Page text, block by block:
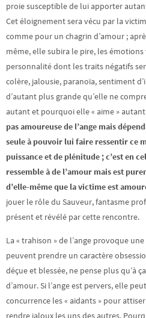
proie susceptible de lui apporter
Cet éloignement sera vécu par la
comme pour un chagrin d’amour ;
même, elle subira le pire, les
personnalité dont les traits négatifs
colère, jalousie, paranoïa, sentiment
d’autant plus grande qu’elle ne
autant et pourquoi elle « aime » autant
pas amoureuse de l’ange mais
seule à pouvoir lui faire ressentir ce
puissance et de plénitude ; c’est en
ressemble à de l’amour mais est
d’elle-même que la victime est
jouer le rôle du Sauveur, fantasme
présent et révélé par cette rencontre.
La « trahison » de l’ange provoque
peuvent prendre un caractère
déçue et blessée, ne pense plus qu’à
d’amour. Si l’ange est pervers, elle
concurrence les « aidants » pour
rendre jaloux les uns des autres.